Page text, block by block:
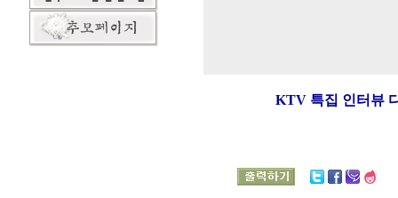
KTV 특집 인터뷰